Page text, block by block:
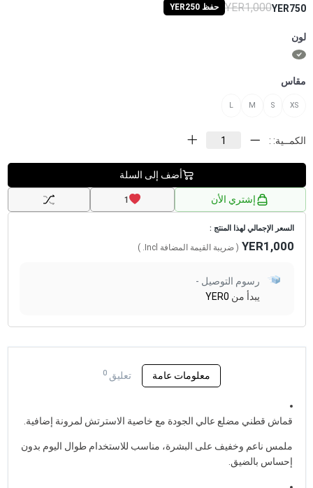
YER750
YER1,000 حفظ YER250
لون
مقاس
XS
S
M
L
الكمــية: :
أضف إلى السلة
إشتري الأن 1
السعر الإجمالي لهذا المنتج :
YER1,000 ( ضريبة القيمة المضافة Incl.
)
رسوم التوصيل -
يبدأ من YER0
معلومات عامة تعليق 0
قماش قطني مضلع عالي الجودة مع خاصية الاسترتش لمرونة إضافية.
ملمس ناعم وخفيف على البشرة، مناسب للاستخدام طوال اليوم بدون
إحساس بالضيق.